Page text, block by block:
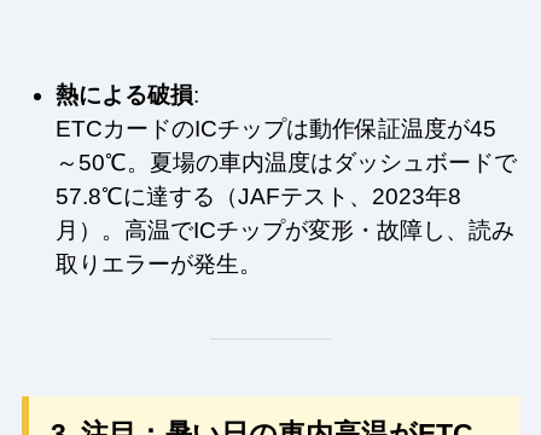
熱による破損:
ETCカードのICチップは動作保証温度が45
～50℃。夏場の車内温度はダッシュボードで
57.8℃に達する（JAFテスト、2023年8
月）。高温でICチップが変形・故障し、読み
取りエラーが発生。